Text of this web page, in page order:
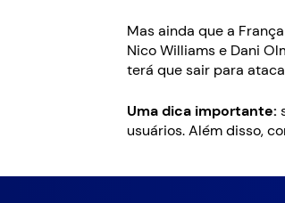
Mas ainda que a
Nico Williams e Dani
terá que sair para
Uma dica importante:
usuários. Além disso,